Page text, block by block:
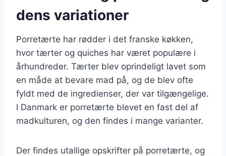
dens variationer
Porretærte har rødder i det franske køkken,
hvor tærter og quiches har været populære i
århundreder. Tærter blev oprindeligt lavet som
en måde at bevare mad på, og de blev ofte
fyldt med de ingredienser, der var tilgængelige.
I Danmark er porretærte blevet en fast del af
madkulturen, og den findes i mange varianter.
Der findes utallige opskrifter på porretærte, og